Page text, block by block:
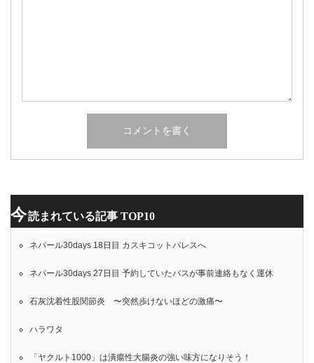
今読まれている記事 TOP10
ネパール30days 18日目 カスキコットパレスへ
ネパール30days 27日目 予約していたバスが事前連絡もなく運休
石灰沈着性股関節炎 〜突然歩けないほどの激痛〜
ハラワタ
「ヤクルト1000」は潰瘍性大腸炎の強い味方になりそう！